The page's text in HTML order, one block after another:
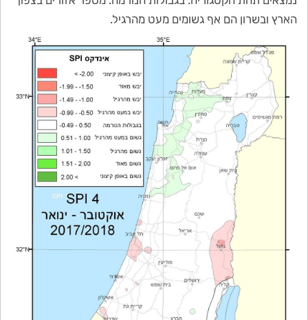
הארץ ובשרון הם אף גשומים מעט מהרגיל.